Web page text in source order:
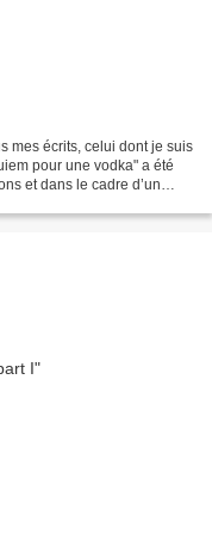
mes écrits, celui dont je suis
pour une vodka" a été
et dans le cadre d’un